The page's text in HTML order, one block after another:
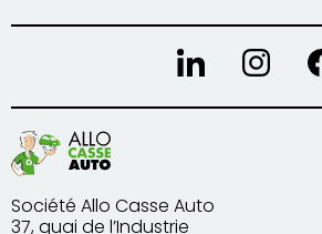
Société Allo Casse Auto
37, quai de l’Industrie